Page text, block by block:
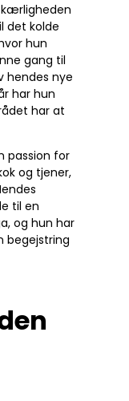
kærligheden
det kolde
hun
gang til
hendes nye
har hun
har at
passion for
og tjener,
til en
og hun har
begejstring